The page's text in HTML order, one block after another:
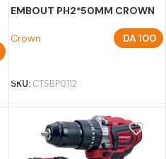
EMBOUT PH2*50MM CROWN
Crown DA100
SKU: CTSBP0112